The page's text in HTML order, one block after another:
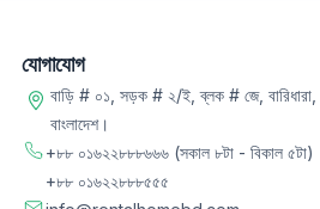
যোগাযোগ
বাড়ি # ০১, সড়ক # ২/ই, ব্লক # জে, বারিধারা,
বাংলাদেশ।
+৮৮ ০১৬২২৮৮৮৬৬৬ (সকাল ৮টা - বিকাল ৫টা)
+৮৮ ০১৬২২৮৮৮৫৫৫